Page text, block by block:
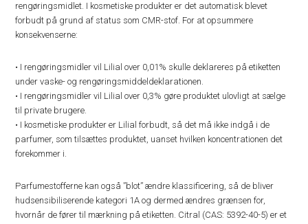
rengøringsmidlet. I kosmetiske produkter er det automatisk blevet
forbudt på grund af status som CMR-stof. For at opsummere
konsekvenserne:
• I rengøringsmidler vil Lilial over 0,01% skulle deklareres på etiketten
under vaske- og rengøringsmiddeldeklarationen.
• I rengøringsmidler vil Lilial over 0,3% gøre produktet ulovligt at sælge
til private brugere.
• I kosmetiske produkter er Lilial forbudt, så det må ikke indgå i de
parfumer, som tilsættes produktet, uanset hvilken koncentrationen det
forekommer i.
Parfumestofferne kan også ”blot” ændre klassificering, så de bliver
hudsensibiliserende kategori 1A og dermed ændres grænsen for,
hvornår de fører til mærkning på etiketten. Citral (CAS: 5392-40-5) er et